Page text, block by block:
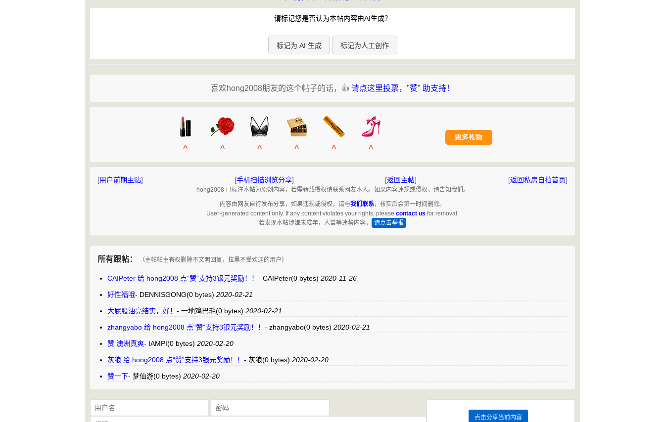
请标记您是否认为本帖内容由AI生成？
标记为 AI 生成 标记为人工创作
喜欢hong2008朋友的这个帖子的话，👍 请点这里投票，"赞" 助支持！
^ ^ ^ ^ ^ ^
[用户前期主贴] [手机扫描浏览分享] [返回主帖] [返回私房自拍首页]
hong2008 已标注本帖为原创内容，若需转载授权请联系网友本人。如果内容违规或侵权，请告知我们。
内容由网友自行发布分享，如果违规或侵权，请与我们联系，核实后会第一时间删除。
User-generated content only. If any content violates your rights, please contact us for removal.
若发现本帖涉嫌未成年，人兽等违禁内容，
请点击举报
所有跟帖： （主帖帖主有权删除不文明回复，拉黑不受欢迎的用户）
CAIPeter 给 hong2008 点“赞”支持3银元奖励！！ - CAIPeter(0 bytes) 2020-11-26
好性福哦- DENNISGONG(0 bytes) 2020-02-21
大屁股油亮结实，好！ - 一地鸡巴毛(0 bytes) 2020-02-21
zhangyabo 给 hong2008 点“赞”支持3银元奖励！！ - zhangyabo(0 bytes) 2020-02-21
赞 澳洲真爽- IAMPI(0 bytes) 2020-02-20
灰狼 给 hong2008 点“赞”支持3银元奖励！！ - 灰狼(0 bytes) 2020-02-20
赞一下- 梦仙游(0 bytes) 2020-02-20
点击分享当前内容